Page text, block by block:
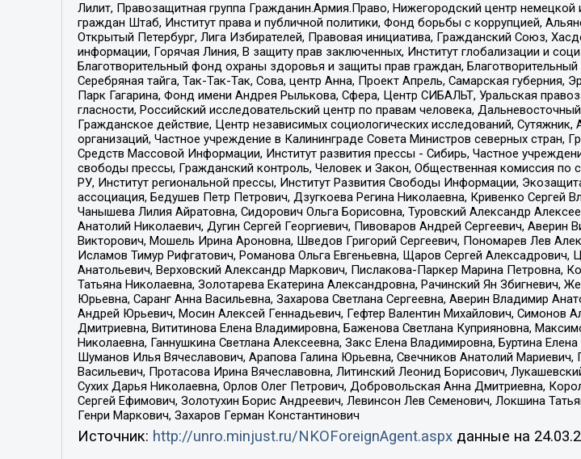
Лилит, Правозащитная группа Гражданин.Армия.Право, Нижегородский центр
граждан Штаб, Институт права и публичной политики, Фонд борьбы с коррупцией,
Открытый Петербург, Лига Избирателей, Правовая инициатива, Гражданский Союз,
информации, Горячая Линия, В защиту прав заключенных, Институт глобализации и
Благотворительный фонд охраны здоровья и защиты прав граждан,
Серебряная тайга, Так-Так-Так, Сова, центр Анна, Проект Апрель, Самарская
Парк Гагарина, Фонд имени Андрея Рылькова, Сфера, Центр СИБАЛЬТ, Уральская
гласности, Российский исследовательский центр по правам человека,
Гражданское действие, Центр независимых социологических исследований,
организаций, Частное учреждение в Калининграде Совета Министров северных
Средств Массовой Информации, Институт развития прессы - Сибирь, Частное
свободы прессы, Гражданский контроль, Человек и Закон, Общественная комиссия
РУ, Институт региональной прессы, Институт Развития Свободы Информации,
ассоциация, Бедушев Петр Петрович, Дзугкоева Регина Николаевна, Кривенко
Чанышева Лилия Айратовна, Сидорович Ольга Борисовна, Туровский Александр
Анатолий Николаевич, Дугин Сергей Георгиевич, Пивоваров Андрей Сергеевич,
Викторович, Мошель Ирина Ароновна, Шведов Григорий Сергеевич, Пономарев Лев
Исламов Тимур Рифгатович, Романова Ольга Евгеньевна, Щаров Сергей
Анатольевич, Верховский Александр Маркович, Пислакова-Паркер Марина Петровна,
Татьяна Николаевна, Золотарева Екатерина Александровна, Рачинский Ян
Юрьевна, Саранг Анна Васильевна, Захарова Светлана Сергеевна, Аверин Владимир
Андрей Юрьевич, Мосин Алексей Геннадьевич, Гефтер Валентин Михайлович, Симонов
Дмитриевна, Вититинова Елена Владимировна, Баженова Светлана Куприяновна,
Николаевна, Ганнушкина Светлана Алексеевна, Закс Елена Владимировна, Буртина
Шуманов Илья Вячеславович, Арапова Галина Юрьевна, Свечников Анатолий
Васильевич, Протасова Ирина Вячеславовна, Литинский Леонид Борисович,
Сухих Дарья Николаевна, Орлов Олег Петрович, Добровольская Анна Дмитриевна,
Сергей Ефимович, Золотухин Борис Андреевич, Левинсон Лев Семенович, Локшина
Генри Маркович, Захаров Герман Константинович
Источник: http://unro.minjust.ru/NKOForeignAgent.aspxданные на